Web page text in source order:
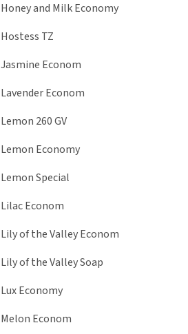
Honey and Milk Economy
Hostess TZ
Jasmine Econom
Lavender Econom
Lemon 260 GV
Lemon Economy
Lemon Special
Lilac Econom
Lily of the Valley Econom
Lily of the Valley Soap
Lux Economy
Melon Econom